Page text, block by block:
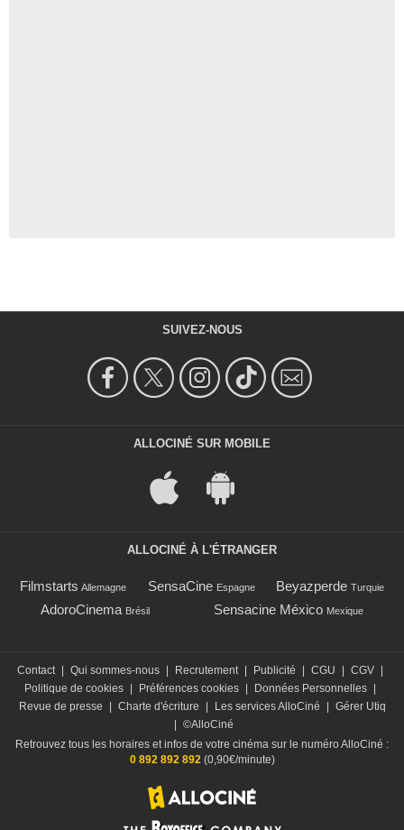
SUIVEZ-NOUS
ALLOCINÉ SUR MOBILE
ALLOCINÉ À L'ÉTRANGER
Filmstarts Allemagne SensaCine Espagne Beyazperde Turquie
AdoroCinema Brésil Sensacine México Mexique
Contact Qui sommes-nous Recrutement Publicité CGU CGV
Politique de cookies
Préférences cookies Données Personnelles
Revue de presse
Charte d'écriture Les services AlloCiné
Gérer Utiq
©AlloCiné
Retrouvez tous les horaires et infos de votre cinéma sur le numéro AlloCiné :
0 892 892 892(0,90€/minute)